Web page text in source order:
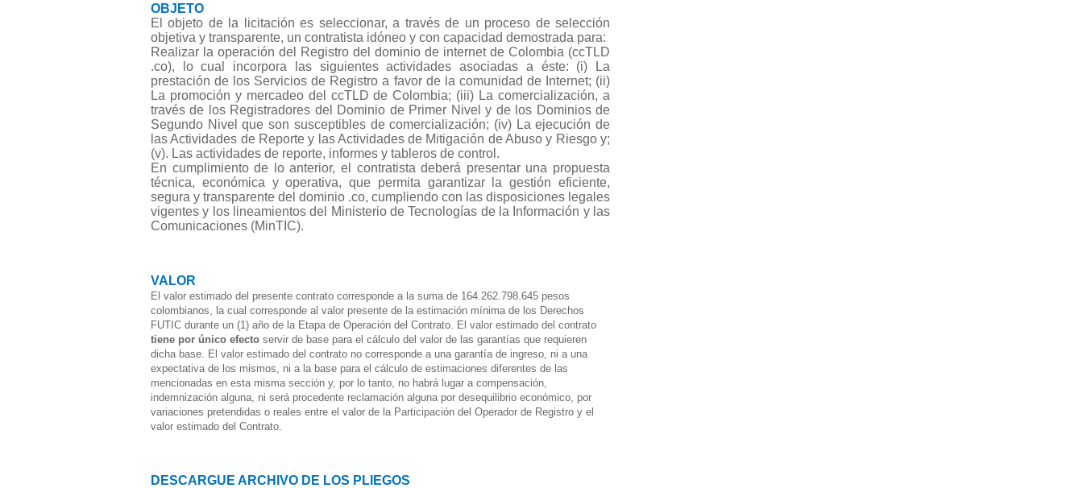
OBJETO
El objeto de la licitación es seleccionar, a través de un proceso de selección
objetiva y transparente, un contratista idóneo y con capacidad demostrada para:
Realizar la operación del Registro del dominio de internet de Colombia (ccTLD
.co), lo cual incorpora las siguientes actividades asociadas a éste: (i) La
prestación de los Servicios de Registro a favor de la comunidad de Internet; (ii)
La promoción y mercadeo del ccTLD de Colombia; (iii) La comercialización, a
través de los Registradores del Dominio de Primer Nivel y de los Dominios de
Segundo Nivel que son susceptibles de comercialización; (iv) La ejecución de
las Actividades de Reporte y las Actividades de Mitigación de Abuso y Riesgo y;
(v). Las actividades de reporte, informes y tableros de control.
En cumplimiento de lo anterior, el contratista deberá presentar una propuesta
técnica, económica y operativa, que permita garantizar la gestión eficiente,
segura y transparente del dominio .co, cumpliendo con las disposiciones legales
vigentes y los lineamientos del Ministerio de Tecnologías de la Información y las
Comunicaciones (MinTIC).
VALOR
El valor estimado del presente contrato corresponde a la suma de 164.262.798.645 pesos
colombianos, la cual corresponde al valor presente de la estimación mínima de los Derechos
FUTIC durante un (1) año de la Etapa de Operación del Contrato. El valor estimado del contrato
tiene por único efecto servir de base para el cálculo del valor de las garantías que requieren
dicha base. El valor estimado del contrato no corresponde a una garantía de ingreso, ni a una
expectativa de los mismos, ni a la base para el cálculo de estimaciones diferentes de las
mencionadas en esta misma sección y, por lo tanto, no habrá lugar a compensación,
indemnización alguna, ni será procedente reclamación alguna por desequilibrio económico, por
variaciones pretendidas o reales entre el valor de la Participación del Operador de Registro y el
valor estimado del Contrato.
DESCARGUE ARCHIVO DE LOS PLIEGOS